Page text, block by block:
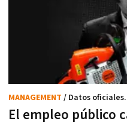
El empleo público
MANAGEMENT / Datos oficiales.